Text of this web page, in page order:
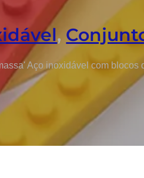
,
Aço inoxidável com blocos